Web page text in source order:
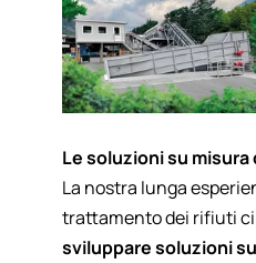
Le soluzioni su misura
La nostra lunga
trattamento dei rifiuti ci
sviluppare soluzioni